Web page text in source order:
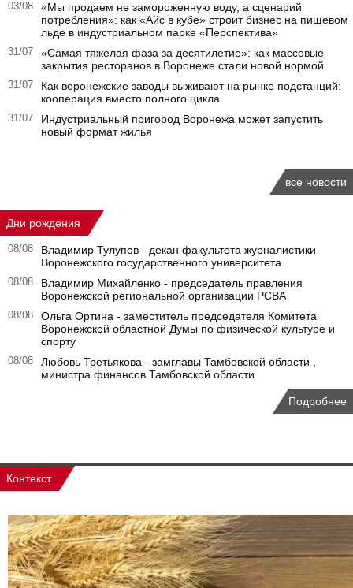
03/08
«Мы продаем не замороженную воду, а сценарий
потребления»: как «Айс в кубе» строит бизнес на пищевом
льде в индустриальном парке «Перспектива»
31/07
«Самая тяжелая фаза за десятилетие»: как массовые
закрытия ресторанов в Воронеже стали новой нормой
31/07
Как воронежские заводы выживают на рынке подстанций:
кооперация вместо полного цикла
31/07
Индустриальный пригород Воронежа может запустить
новый формат жилья
все новости
Дни рождения
08/08
Владимир Тулупов - декан факультета журналистики
Воронежского государственного университета
08/08
Владимир Михайленко - председатель правления
Воронежской региональной организации РСВА
08/08
Ольга Ортина - заместитель председателя Комитета
Воронежской областной Думы по физической культуре и
спорту
08/08
Любовь Третьякова - замглавы Тамбовской области ,
министра финансов Тамбовской области
Подробнее
Контекст